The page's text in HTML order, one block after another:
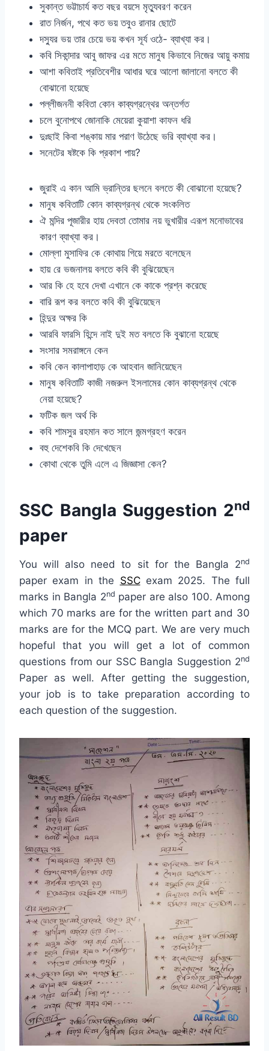
সুকান্ত ভট্টাচার্য কত বছর বয়সে মৃত্যুবরণ করেন
রাত নির্জন, পথে কত ভয় তবুও রানার ছোটে
দস্যুর ভয় তার চেয়ে ভয় কখন সূর্য ওঠে- ব্যাখ্যা কর।
কবি সিকান্দার আবু জাফর এর মতে মানুষ কিভাবে নিজের আয়ু কমায়
আশা কবিতাই প্রতিবেশীর আধার ঘরে আলো জালানো বলতে কী
বোঝানো হয়েছে
পল্লীজননী কবিতা কোন কাব্যগ্রন্থের অন্তর্গত
চলে বুনোপথে জোনাকি মেয়েরা কুয়াশা কাফন ধরি
দুঃছাই কিবা শঙ্কায় মার পরাণ উঠেছে ভরি ব্যাখ্যা কর।
সনেটের ষষ্টকে কি প্রকাশ পায়?
জুরাই এ কান আমি ভ্রান্তির ছলনে বলতে কী বোঝানো হয়েছে?
মানুষ কবিতাটি কোন কাব্যগ্রন্থ থেকে সংকলিত
ঐ মন্দির পূজারীর হায় দেবতা তোমার নয় ভুখারীর এরূপ মনোভাবের
কারণ ব্যাখ্যা কর।
মোল্লা মুসাফির কে কোথায় গিয়ে মরতে বলেছেন
হায় রে ভজনালয় বলতে কবি কী বুঝিয়েছেন
আর কি হে হবে দেখা এখানে কে কাকে প্রশ্ন করেছে
বারি রূপ কর বলতে কবি কী বুঝিয়েছেন
হিন্দুর অক্ষর কি
আরবি ফারসি হিন্দে নাই দুই মত বলতে কি বুঝানো হয়েছে
সংসার সমরাঙ্গনে কেন
কবি কেন কালাপাহাড় কে আহবান জানিয়েছেন
মানুষ কবিতাটি কাজী নজরুল ইসলামের কোন কাব্যগ্রন্থ থেকে
নেয়া হয়েছে?
ফটিক জল অর্থ কি
কবি শামসুর রহমান কত সালে জন্মগ্রহণ করেন
বহু দেশেকবি কি দেখেছেন
কোথা থেকে তুমি এলে এ জিজ্ঞাসা কেন?
SSC Bangla Suggestion 2nd
paper
You will also need to sit for the Bangla 2nd
paper exam in the SSCexam 2025. The full
marks in Bangla 2nd paper are also 100. Among
which 70 marks are for the written part and 30
marks are for the MCQ part. We are very much
hopeful that you will get a lot of common
questions from our SSC Bangla Suggestion 2nd
Paper as well. After getting the suggestion,
your job is to take preparation according to
each question of the suggestion.